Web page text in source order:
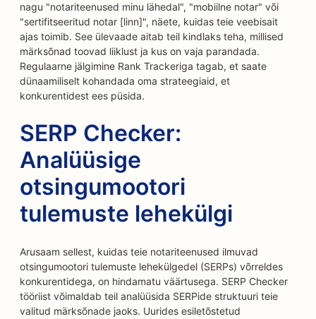
nagu "notariteenused minu lähedal", "mobiilne notar" või
"sertifitseeritud notar [linn]", näete, kuidas teie veebisait
ajas toimib. See ülevaade aitab teil kindlaks teha, millised
märksõnad toovad liiklust ja kus on vaja parandada.
Regulaarne jälgimine Rank Trackeriga tagab, et saate
dünaamiliselt kohandada oma strateegiaid, et
konkurentidest ees püsida.
SERP Checker:
Analüüsige
otsingumootori
tulemuste lehekülgi
Arusaam sellest, kuidas teie notariteenused ilmuvad
otsingumootori tulemuste lehekülgedel (SERPs) võrreldes
konkurentidega, on hindamatu väärtusega. SERP Checker
tööriist võimaldab teil analüüsida SERPide struktuuri teie
valitud märksõnade jaoks. Uurides esiletõstetud